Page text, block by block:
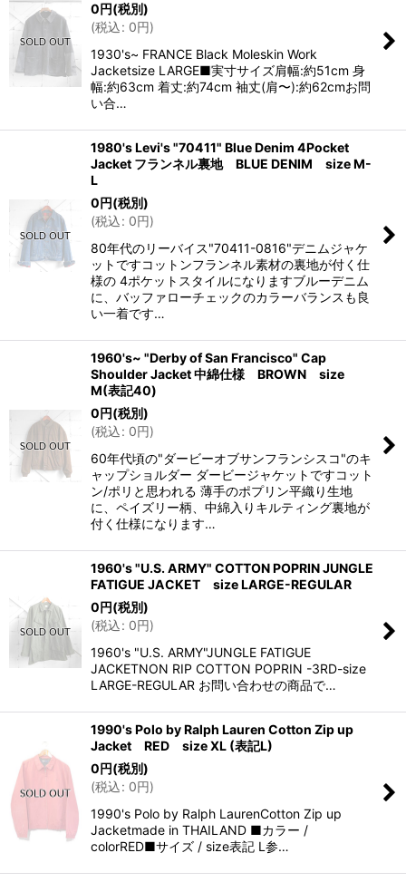
0円(税別)
(税込: 0円)
1930's~ FRANCE Black Moleskin Work
Jacketsize LARGE■実寸サイズ肩幅:約51cm 身
幅:約63cm 着丈:約74cm 袖丈(肩〜):約62cmお問
い合…
1980's Levi's "70411" Blue Denim 4Pocket
Jacket フランネル裏地 BLUE DENIM size M-
L
0円(税別)
(税込: 0円)
80年代のリーバイス"70411-0816"デニムジャケ
ットですコットンフランネル素材の裏地が付く仕
様の 4ポケットスタイルになりますブルーデニム
に、バッファローチェックのカラーバランスも良
い一着です…
1960's~ "Derby of San Francisco" Cap
Shoulder Jacket 中綿仕様 BROWN size
M(表記40)
0円(税別)
(税込: 0円)
60年代頃の"ダービーオブサンフランシスコ"のキ
ャップショルダー ダービージャケットですコット
ン/ポリと思われる 薄手のポプリン平織り生地
に、ペイズリー柄、中綿入りキルティング裏地が
付く仕様になります…
1960's "U.S. ARMY" COTTON POPRIN JUNGLE
FATIGUE JACKET size LARGE-REGULAR
0円(税別)
(税込: 0円)
1960's "U.S. ARMY"JUNGLE FATIGUE
JACKETNON RIP COTTON POPRIN -3RD-size
LARGE-REGULAR お問い合わせの商品で…
1990's Polo by Ralph Lauren Cotton Zip up
Jacket RED size XL (表記L)
0円(税別)
(税込: 0円)
1990's Polo by Ralph LaurenCotton Zip up
Jacketmade in THAILAND ■カラー /
colorRED■サイズ / size表記 L参…